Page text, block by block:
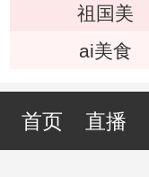
祖国美
ai美食
首页 直播